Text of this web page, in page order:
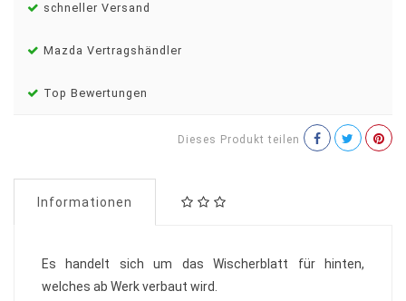
schneller Versand
Mazda Vertragshändler
Top Bewertungen
Dieses Produkt teilen
Informationen
Es handelt sich um das Wischerblatt für hinten,
welches ab Werk verbaut wird.